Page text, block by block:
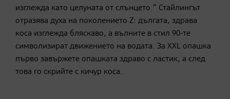
изглежда като целуната от слънцето.“ Стайлингът
отразява духа на поколението Z: дългата, здрава
коса изглежда бляскаво, а вълните в стил 90-те
символизират движението на водата. За XXL опашка
първо завържете опашката здраво с ластик, а след
това го скрийте с кичур коса.